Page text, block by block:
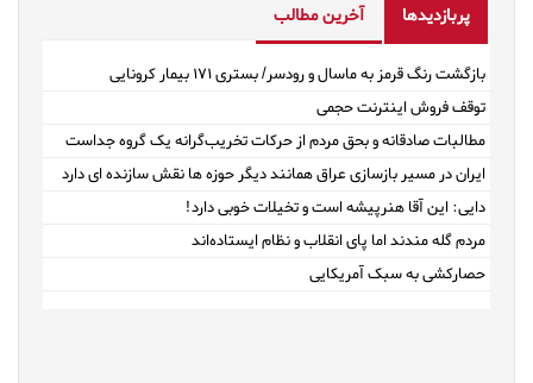
پربازدیدها آخرین مطالب
بازگشت رنگ قرمز به ماسال و رودسر/ بستری ۱۷۱ بیمار کرونایی
توقف فروش اینترنت حجمی
مطالبات صادقانه و بحق مردم از حرکات تخریب‌گرانه یک گروه جداست
ایران در مسیر بازسازی عراق همانند دیگر حوزه ها نقش سازنده ای دارد
دایی: این آقا هنرپیشه است و تخیلات خوبی دارد!
مردم گله مندند اما پای انقلاب و نظام ایستاده‌اند
حصارکشی به سبک آمریکایی